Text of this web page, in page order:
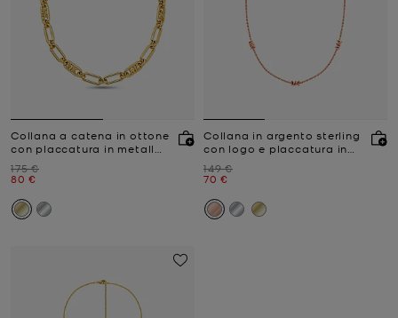
Collana a catena in ottone
con placcatura in metallo
Prezzo iniziale
175 €
Prezzo attuale
80 €
Collana in argento sterling
con logo e placcatura in
Prezzo iniziale
149 €
Prezzo attuale
70 €